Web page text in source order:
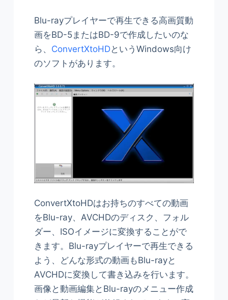
Blu-rayプレイヤーで再生できる高画質動
画をBD-5またはBD-9で作成したいのな
ら、 ConvertXtoHDというWindows向け
のソフトがあります。
ConvertXtoHDはお持ちのすべての動画
をBlu-ray、AVCHDのディスク、フォル
ダー、ISOイメージに変換することがで
きます。Blu-rayプレイヤーで再生できる
よう、どんな形式の動画もBlu-rayと
AVCHDに変換して書き込みを行います。
画像と動画編集とBlu-rayのメニュー作成